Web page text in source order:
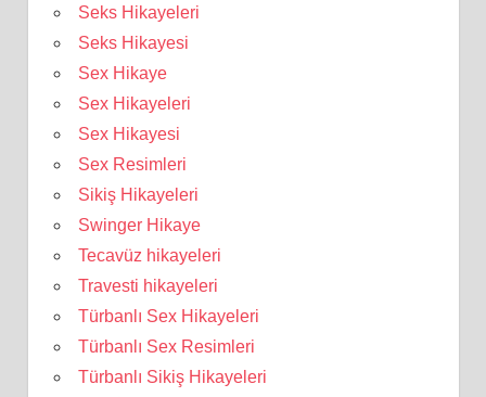
Seks Hikayeleri
Seks Hikayesi
Sex Hikaye
Sex Hikayeleri
Sex Hikayesi
Sex Resimleri
Sikiş Hikayeleri
Swinger Hikaye
Tecavüz hikayeleri
Travesti hikayeleri
Türbanlı Sex Hikayeleri
Türbanlı Sex Resimleri
Türbanlı Sikiş Hikayeleri